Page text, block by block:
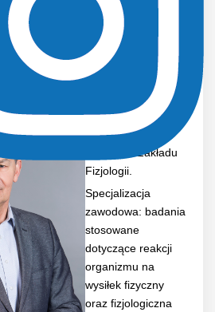
dr hab. Andrzej
Klusiewicz
Kierownik Zakładu
Fizjologii.
Specjalizacja
zawodowa: badania
stosowane
dotyczące reakcji
organizmu na
wysiłek fizyczny
oraz fizjologiczna